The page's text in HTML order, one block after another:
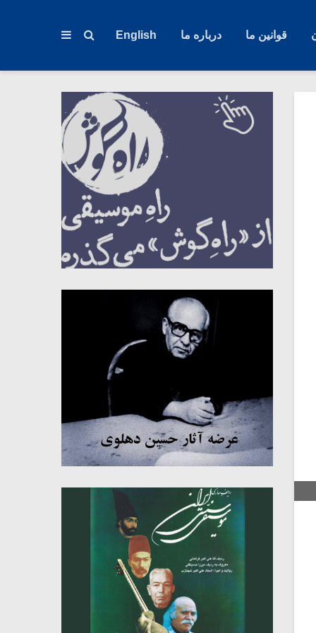
قوانین ما درباره ما English
میکلوش روژا